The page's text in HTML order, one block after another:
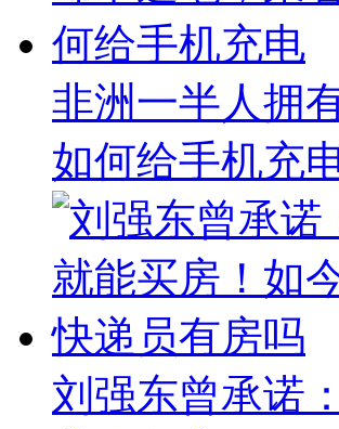
非洲一半人拥
如何给手机充
刘强东曾承诺